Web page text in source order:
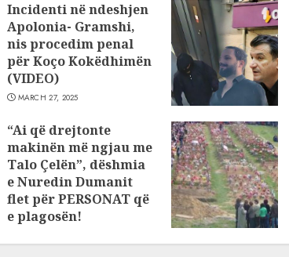
Incidenti në ndeshjen
Apolonia- Gramshi,
nis procedim penal
për Koço Kokëdhimën
(VIDEO)
MARCH 27, 2025
“Ai që drejtonte
makinën më ngjau me
Talo Çelën”, dëshmia
e Nuredin Dumanit
flet për PERSONAT që
e plagosën!